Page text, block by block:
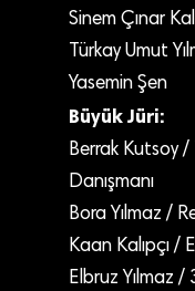
Sinem Çınar
Türkay Umut
Yasemin Şen
Büyük Jüri:
Berrak Kutsoy /
Danışmanı
Bora Yılmaz /
Kaan Kalıpçı /
Elbruz Yılmaz /